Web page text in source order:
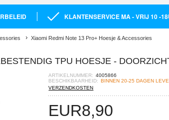
KLANTENSERVICE MA - VRIJ 10 -
Xiaomi Redmi Note 13 Pro+ Hoesje & Accessories
TPU HOESJE -
ARTIKELNUMMER: 4005866
BESCHIKBAARHEID: BINNEN 20-25 DAGEN
VERZENDKOSTEN
EUR8,90